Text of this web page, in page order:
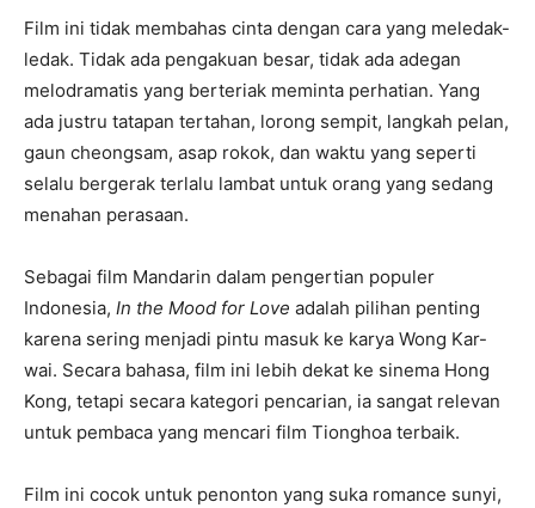
Film ini tidak membahas cinta dengan cara yang meledak-
ledak. Tidak ada pengakuan besar, tidak ada adegan
melodramatis yang berteriak meminta perhatian. Yang
ada justru tatapan tertahan, lorong sempit, langkah pelan,
gaun cheongsam, asap rokok, dan waktu yang seperti
selalu bergerak terlalu lambat untuk orang yang sedang
menahan perasaan.
Sebagai film Mandarin dalam pengertian populer
Indonesia, In the Mood for Love adalah pilihan penting
karena sering menjadi pintu masuk ke karya Wong Kar-
wai. Secara bahasa, film ini lebih dekat ke sinema Hong
Kong, tetapi secara kategori pencarian, ia sangat relevan
untuk pembaca yang mencari film Tionghoa terbaik.
Film ini cocok untuk penonton yang suka romance sunyi,